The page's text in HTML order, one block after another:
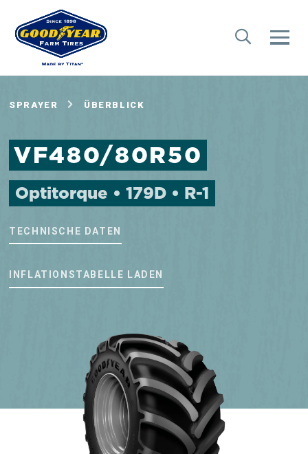
SPRAYER ÜBERBLICK
VF480/80R50
Optitorque • 179D • R-1
TECHNISCHE DATEN
INFLATIONSTABELLE LADEN